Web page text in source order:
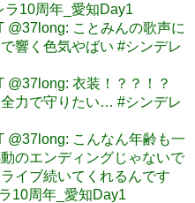
ラ10周年_愛知Day1
@37long: ことみんの歌声に
響く色気やばい #シンデレ
@37long: 衣装！？？！？
力で守りたい… #シンデレ
@37long: こんなん年齢も一
のエンディングじゃないで
イブ続いてくれるんです
10周年_愛知Day1